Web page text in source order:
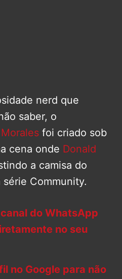
nerd que
saber, o
foi criado sob
cena onde Donald
a camisa do
série Community.
do WhatsApp
no seu
no Google para não